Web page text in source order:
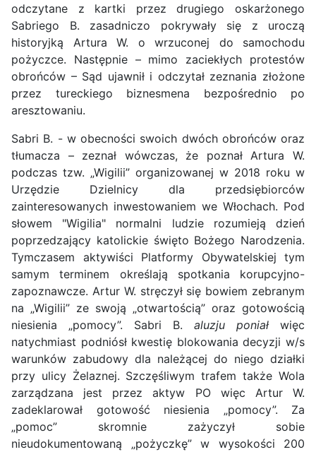
odczytane z kartki przez drugiego oskarżonego
Sabriego B. zasadniczo pokrywały się z uroczą
historyjką Artura W. o wrzuconej do samochodu
pożyczce. Następnie – mimo zaciekłych protestów
obrońców – Sąd ujawnił i odczytał zeznania złożone
przez tureckiego biznesmena bezpośrednio po
aresztowaniu.
Sabri B. - w obecności swoich dwóch obrońców oraz
tłumacza – zeznał wówczas, że poznał Artura W.
podczas tzw. „Wigilii” organizowanej w 2018 roku w
Urzędzie Dzielnicy dla przedsiębiorców
zainteresowanych inwestowaniem we Włochach. Pod
słowem "Wigilia" normalni ludzie rozumieją dzień
poprzedzający katolickie święto Bożego Narodzenia.
Tymczasem aktywiści Platformy Obywatelskiej tym
samym terminem określają spotkania korupcyjno-
zapoznawcze. Artur W. stręczył się bowiem zebranym
na „Wigilii” ze swoją „otwartością” oraz gotowością
niesienia „pomocy”. Sabri B. aluzju poniałwięc
natychmiast podniósł kwestię blokowania decyzji w/s
warunków zabudowy dla należącej do niego działki
przy ulicy Żelaznej. Szczęśliwym trafem także Wola
zarządzana jest przez aktyw PO więc Artur W.
zadeklarował gotowość niesienia „pomocy”. Za
„pomoc” skromnie zażyczył sobie
nieudokumentowaną „pożyczkę” w wysokości 200